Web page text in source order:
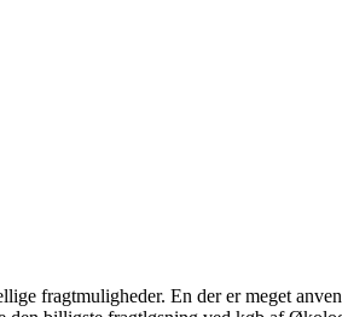
fragtmuligheder. En der er meget